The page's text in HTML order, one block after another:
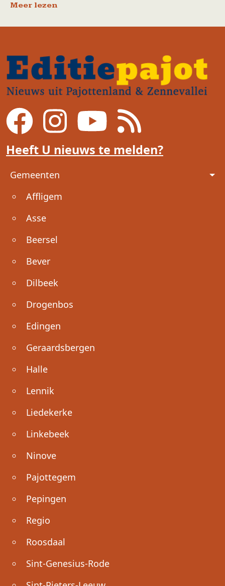
Meer lezen
Heeft U nieuws te melden?
Voet
Gemeenten
Affligem
Asse
Beersel
Bever
Dilbeek
Drogenbos
Edingen
Geraardsbergen
Halle
Lennik
Liedekerke
Linkebeek
Ninove
Pajottegem
Pepingen
Regio
Roosdaal
Sint-Genesius-Rode